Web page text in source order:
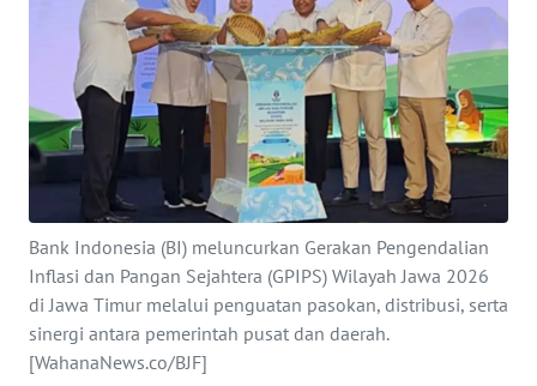
Bank Indonesia (BI) meluncurkan Gerakan Pengendalian
Inflasi dan Pangan Sejahtera (GPIPS) Wilayah Jawa 2026
di Jawa Timur melalui penguatan pasokan, distribusi, serta
sinergi antara pemerintah pusat dan daerah.
[WahanaNews.co/BJF]
OPINI
SURABAYA
Informasi
BERITA
KONTAK
KAMI
INFO